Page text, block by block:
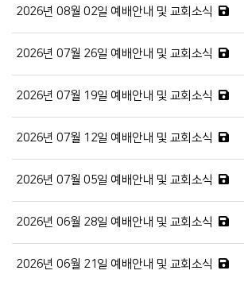
2026년 08월 02일 예배안내 및 교회소식
2026년 07월 26일 예배안내 및 교회소식
2026년 07월 19일 예배안내 및 교회소식
2026년 07월 12일 예배안내 및 교회소식
2026년 07월 05일 예배안내 및 교회소식
2026년 06월 28일 예배안내 및 교회소식
2026년 06월 21일 예배안내 및 교회소식